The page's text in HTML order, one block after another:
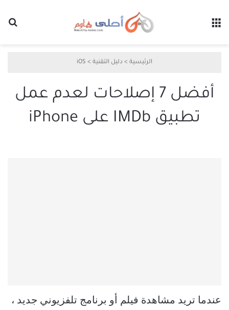
الرئيسية > دليل التقنية >
iOS
أفضل 7 إصلاحات لعدم عمل
تطبيق IMDb على iPhone
عندما تريد مشاهدة فيلم أو برنامج تلفزيوني جديد ،